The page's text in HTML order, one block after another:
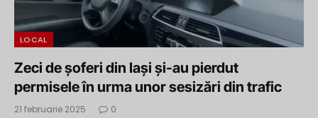
LOCAL
Zeci de șoferi din Iași și-au pierdut
permisele în urma unor sesizări din trafic
21 februarie 2025 0